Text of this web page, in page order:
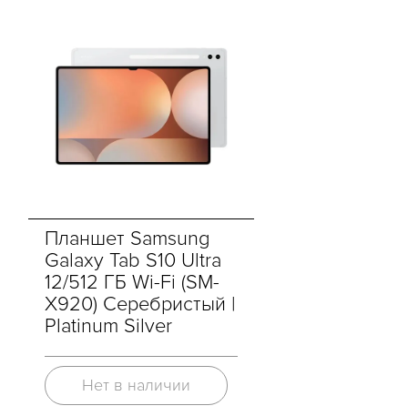
Планшет Samsung
Galaxy Tab S10 Ultra
12/512 ГБ Wi-Fi (SM-
X920) Серебристый |
Platinum Silver
Нет в наличии